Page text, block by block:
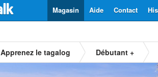
Contact
Aide
Magasin
Apprenez le tagalog Débutant +